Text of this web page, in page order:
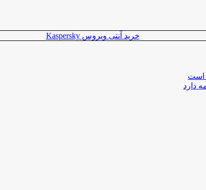
خرید آنتی ویروس Kaspersky
است
دارد